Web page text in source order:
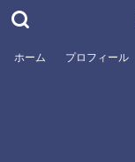
ホーム プロフィール